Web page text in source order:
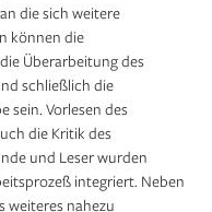
die sich weitere
können die
Überarbeitung des
schließlich die
sein. Vorlesen des
die Kritik des
und Leser wurden
integriert. Neben
weiteres nahezu